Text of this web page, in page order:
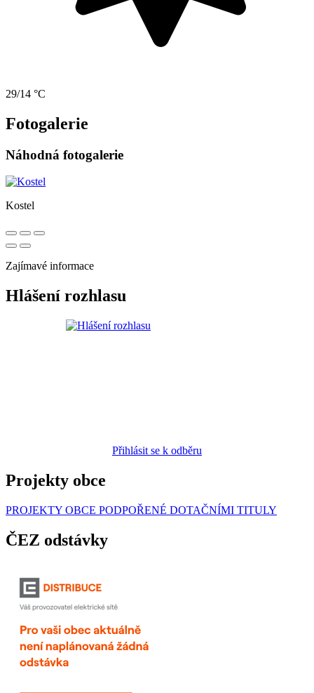
29/14 °C
Fotogalerie
Náhodná fotogalerie
Kostel
Zajímavé informace
Hlášení rozhlasu
Přihlásit se k odběru
Projekty obce
PROJEKTY OBCE PODPOŘENÉ DOTAČNÍMI TITULY
ČEZ odstávky